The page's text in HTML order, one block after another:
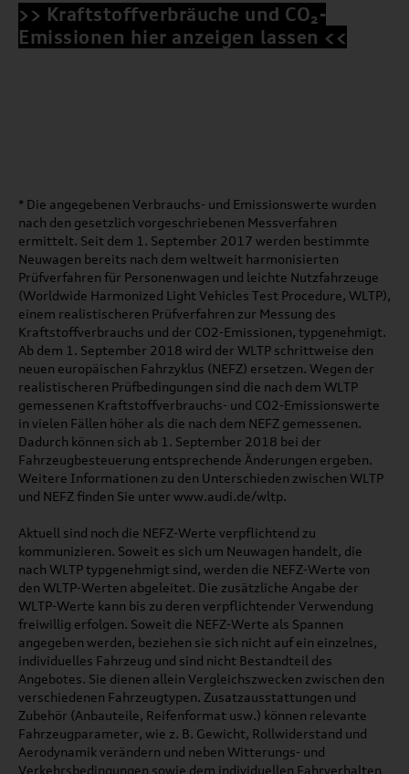
>> Kraftstoffverbräuche und CO₂-
Emissionen hier anzeigen lassen <<
* Die angegebenen Verbrauchs- und Emissionswerte wurden
nach den gesetzlich vorgeschriebenen Messverfahren
ermittelt. Seit dem 1. September 2017 werden bestimmte
Neuwagen bereits nach dem weltweit harmonisierten
Prüfverfahren für Personenwagen und leichte Nutzfahrzeuge
(Worldwide Harmonized Light Vehicles Test Procedure, WLTP),
einem realistischeren Prüfverfahren zur Messung des
Kraftstoffverbrauchs und der CO2-Emissionen, typgenehmigt.
Ab dem 1. September 2018 wird der WLTP schrittweise den
neuen europäischen Fahrzyklus (NEFZ) ersetzen. Wegen der
realistischeren Prüfbedingungen sind die nach dem WLTP
gemessenen Kraftstoffverbrauchs- und CO2-Emissionswerte
in vielen Fällen höher als die nach dem NEFZ gemessenen.
Dadurch können sich ab 1. September 2018 bei der
Fahrzeugbesteuerung entsprechende Änderungen ergeben.
Weitere Informationen zu den Unterschieden zwischen WLTP
und NEFZ finden Sie unter www.audi.de/wltp.
Aktuell sind noch die NEFZ-Werte verpflichtend zu
kommunizieren. Soweit es sich um Neuwagen handelt, die
nach WLTP typgenehmigt sind, werden die NEFZ-Werte von
den WLTP-Werten abgeleitet. Die zusätzliche Angabe der
WLTP-Werte kann bis zu deren verpflichtender Verwendung
freiwillig erfolgen. Soweit die NEFZ-Werte als Spannen
angegeben werden, beziehen sie sich nicht auf ein einzelnes,
individuelles Fahrzeug und sind nicht Bestandteil des
Angebotes. Sie dienen allein Vergleichszwecken zwischen den
verschiedenen Fahrzeugtypen. Zusatzausstattungen und
Zubehör (Anbauteile, Reifenformat usw.) können relevante
Fahrzeugparameter, wie z. B. Gewicht, Rollwiderstand und
Aerodynamik verändern und neben Witterungs- und
Verkehrsbedingungen sowie dem individuellen Fahrverhalten